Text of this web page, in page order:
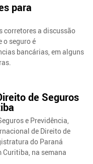
para
corretores a discussão
o seguro é
bancárias, em alguns
de Seguros
e Previdência,
de Direito de
do Paraná
Curitiba, na semana